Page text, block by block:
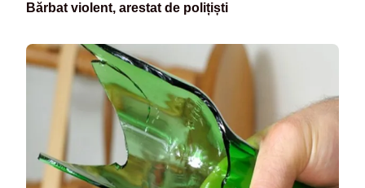
Bărbat violent, arestat de polițiști